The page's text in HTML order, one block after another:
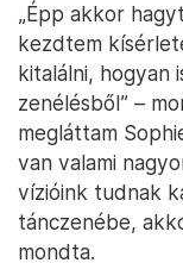
„Épp akkor
kezdtem
kitalálni, hogyan
zenélésből” –
megláttam
van valami
vízióink tudnak
tánczenébe,
mondta.